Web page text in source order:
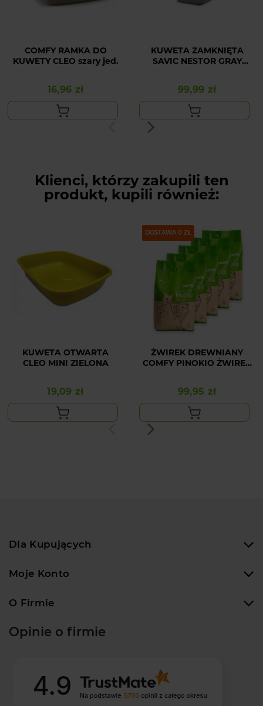
COMFY RAMKA DO
KUWETY CLEO szary jed.
Cena
16,96 zł
KUWETA ZAMKNIĘTA
SAVIC NESTOR GRAY
Cena
99,99 zł
Klienci, którzy zakupili ten
produkt, kupili również:
KUWETA OTWARTA
CLEO MINI ZIELONA
Cena
19,09 zł
PAKIET
DOSTAWA 0 ZŁ
ŻWIREK DREWNIANY
COMFY PINOKIO ŻWIREK
Cena
99,95 zł
Dla Kupujących
Moje Konto
O Firmie
Opinie o firmie